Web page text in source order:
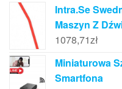
Intra.Se
Maszyn Z
1078,71zł
Miniaturowa
Smartfona